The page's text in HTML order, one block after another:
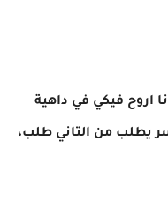
اروح فيكي في داهية
يطلب من التاني طلب،